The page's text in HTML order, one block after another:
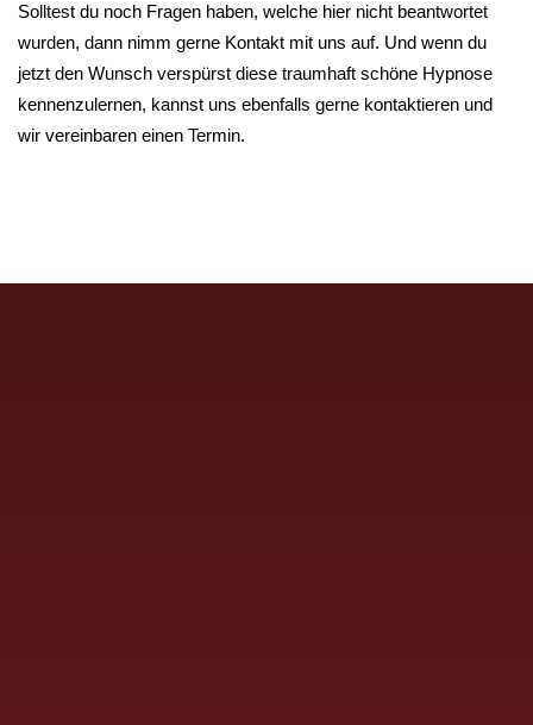
Solltest du noch Fragen haben, welche hier nicht beantwortet
wurden, dann nimm gerne Kontakt mit uns auf. Und wenn du
jetzt den Wunsch verspürst diese traumhaft schöne Hypnose
kennenzulernen, kannst uns ebenfalls gerne kontaktieren und
wir vereinbaren einen Termin.